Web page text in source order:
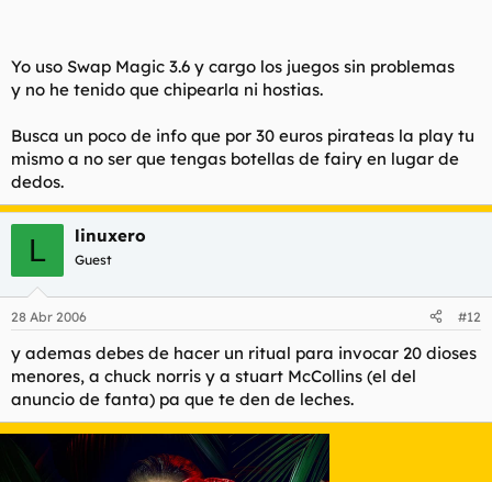
Yo uso Swap Magic 3.6 y cargo los juegos sin problemas
y no he tenido que chipearla ni hostias.
Busca un poco de info que por 30 euros pirateas la play tu
mismo a no ser que tengas botellas de fairy en lugar de
dedos.
L linuxero
Guest
28 Abr 2006 #12
y ademas debes de hacer un ritual para invocar 20 dioses
menores, a chuck norris y a stuart McCollins (el del
anuncio de fanta) pa que te den de leches.